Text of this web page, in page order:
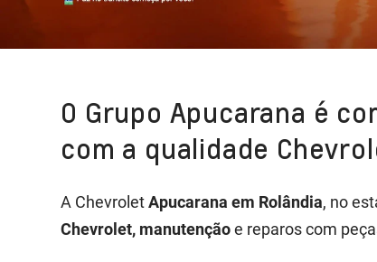
O Grupo Apucarana é
com a qualidade
A ChevroletApucarana em Rolândia, no
Chevrolet, manutençãoe reparos com